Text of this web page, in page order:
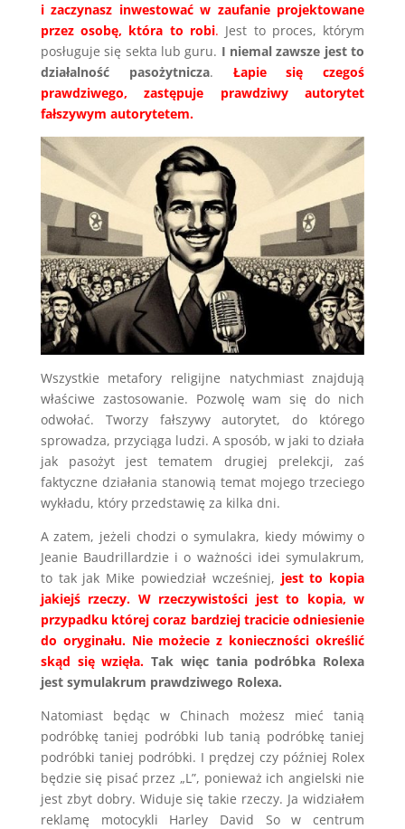
i zaczynasz inwestować w zaufanie projektowane
przez osobę, która to robi. Jest to proces, którym
posługuje się sekta lub guru. I niemal zawsze jest to
działalność pasożytnicza. Łapie się czegoś
prawdziwego, zastępuje prawdziwy autorytet
fałszywym autorytetem.
Wszystkie metafory religijne natychmiast znajdują
właściwe zastosowanie. Pozwolę wam się do nich
odwołać. Tworzy fałszywy autorytet, do którego
sprowadza, przyciąga ludzi. A sposób, w jaki to działa
jak pasożyt jest tematem drugiej prelekcji, zaś
faktyczne działania stanowią temat mojego trzeciego
wykładu, który przedstawię za kilka dni.
A zatem, jeżeli chodzi o symulakra, kiedy mówimy o
Jeanie Baudrillardzie i o ważności idei symulakrum,
to tak jak Mike powiedział wcześniej, jest to kopia
jakiejś rzeczy. W rzeczywistości jest to kopia, w
przypadku której coraz bardziej tracicie odniesienie
do oryginału. Nie możecie z konieczności określić
skąd się wzięła. Tak więc tania podróbka Rolexa
jest symulakrum prawdziwego Rolexa.
Natomiast będąc w Chinach możesz mieć tanią
podróbkę taniej podróbki lub tanią podróbkę taniej
podróbki taniej podróbki. I prędzej czy później Rolex
będzie się pisać przez „L”, ponieważ ich angielski nie
jest zbyt dobry. Widuje się takie rzeczy. Ja widziałem
reklamę motocykli Harley David So w centrum